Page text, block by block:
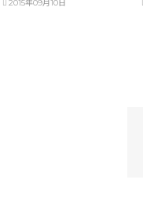
2015年09月10日